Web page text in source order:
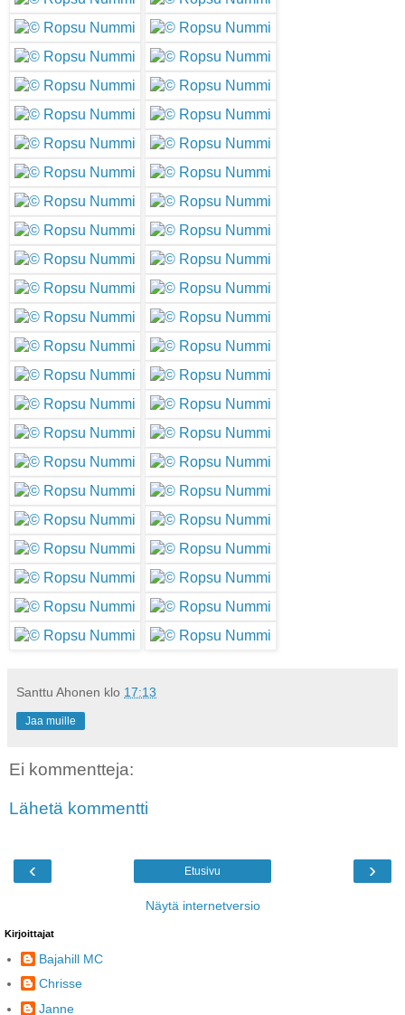
Santtu Ahonen klo 17:13
Jaa muille
Ei kommentteja:
Lähetä kommentti
‹ ›
Etusivu
Näytä internetversio
Kirjoittajat
Bajahill MC
Chrisse
Janne